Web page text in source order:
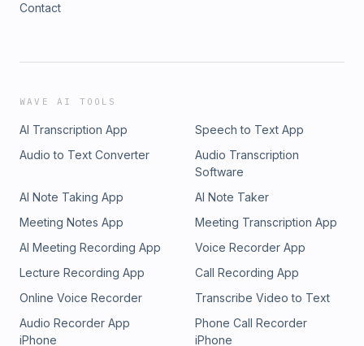
Contact
WAVE AI TOOLS
AI Transcription App
Speech to Text App
Audio to Text Converter
Audio Transcription
Software
AI Note Taking App
AI Note Taker
Meeting Notes App
Meeting Transcription App
AI Meeting Recording App
Voice Recorder App
Lecture Recording App
Call Recording App
Online Voice Recorder
Transcribe Video to Text
Audio Recorder App
iPhone
Phone Call Recorder
iPhone